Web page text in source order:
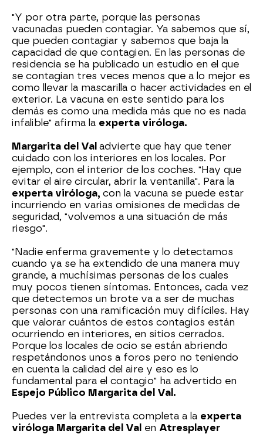
"Y por otra parte, porque las personas
vacunadas pueden contagiar. Ya sabemos que sí,
que pueden contagiar y sabemos que baja la
capacidad de que contagien. En las personas de
residencia se ha publicado un estudio en el que
se contagian tres veces menos que a lo mejor es
como llevar la mascarilla o hacer actividades en el
exterior. La vacuna en este sentido para los
demás es como una medida más que no es nada
infalible" afirma la experta viróloga.
Margarita del Val advierte que hay que tener
cuidado con los interiores en los locales. Por
ejemplo, con el interior de los coches. "Hay que
evitar el aire circular, abrir la ventanilla". Para la
experta viróloga, con la vacuna se puede estar
incurriendo en varias omisiones de medidas de
seguridad, "volvemos a una situación de más
riesgo".
"Nadie enferma gravemente y lo detectamos
cuando ya se ha extendido de una manera muy
grande, a muchísimas personas de los cuales
muy pocos tienen síntomas. Entonces, cada vez
que detectemos un brote va a ser de muchas
personas con una ramificación muy difíciles. Hay
que valorar cuántos de estos contagios están
ocurriendo en interiores, en sitios cerrados.
Porque los locales de ocio se están abriendo
respetándonos unos a foros pero no teniendo
en cuenta la calidad del aire y eso es lo
fundamental para el contagio" ha advertido en
Espejo Público Margarita del Val.
Puedes ver la entrevista completa a la experta
viróloga Margarita del Val en Atresplayer